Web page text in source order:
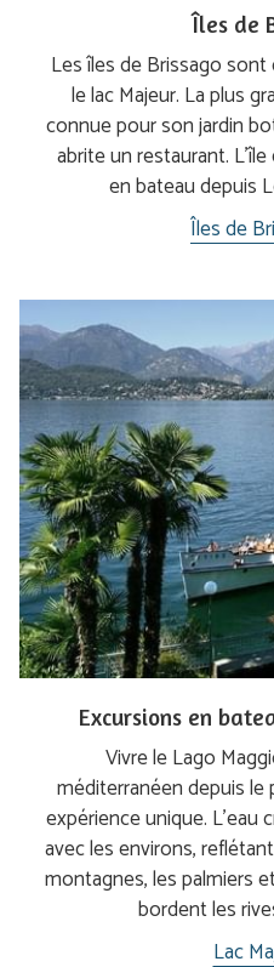
Îles de
Les îles de Brissago
le lac Majeur. La plus
connue pour son jardin
abrite un restaurant.
en bateau depuis
Îles de
Excursions en
Vivre le Lago
méditerranéen depuis le
expérience unique. L'eau
avec les environs,
montagnes, les palmiers
bordent les
Lac